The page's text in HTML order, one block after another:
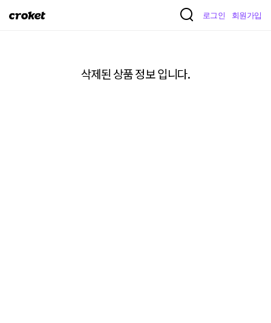
크
로그인 회원가입
삭제된 상품 정보 입니다.